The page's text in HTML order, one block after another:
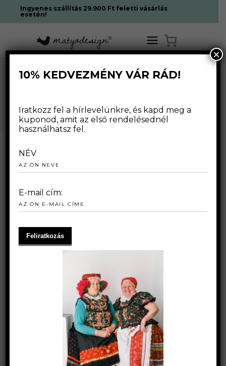
Ingyenes szállítás 29.900 Ft feletti vásárlás
esetén!
SHOP
ZERO WASTE
10% KEDVEZMÉNY VÁR RÁD!
Iratkozz fel a hírlevelünkre, és kapd meg a
kuponod, amit az első rendelésednél
használhatsz fel.
NÉV
E-mail cím:
×